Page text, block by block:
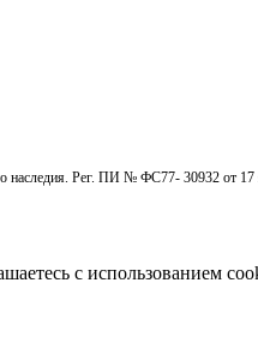
наследия. Рег. ПИ № ФС77- 30932 от 17
с использованием